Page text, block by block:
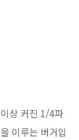
상 커진 1/4파
이루는 버거입